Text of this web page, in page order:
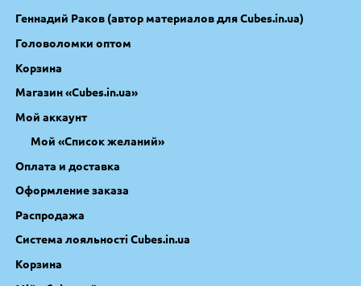
Геннадий Раков (автор материалов для Cubes.in.ua)
Головоломки оптом
Корзина
Магазин «Cubes.in.ua»
Мой аккаунт
Мой «Список желаний»
Оплата и доставка
Оформление заказа
Распродажа
Система лояльності Cubes.in.ua
Корзина